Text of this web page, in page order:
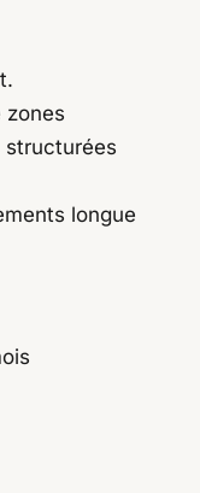
zones
structurées
longue